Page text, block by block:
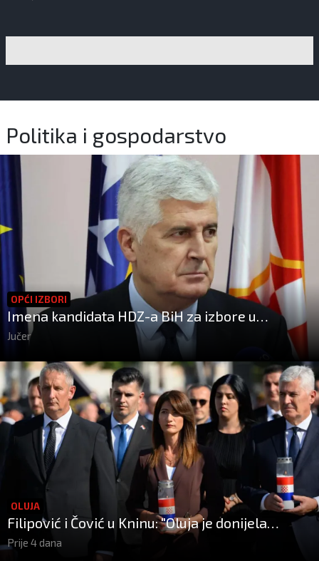
Politika i gospodarstvo
OPĆI IZBORI
Imena kandidata HDZ-a BiH za izbore u
listopadu
Jučer
OLUJA
Filipović i Čović u Kninu: "Oluja je donijela
slobodu Hrvatskoj, a BiH otvorila put prema
Prije 4 dana